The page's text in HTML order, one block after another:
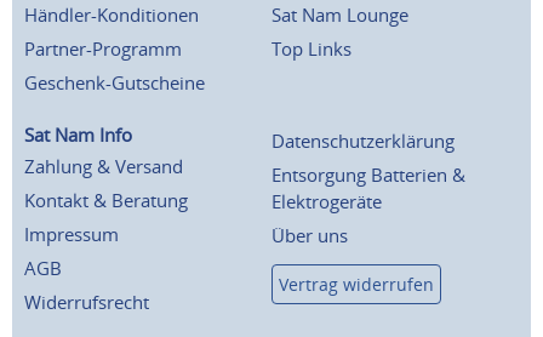
Händler-Konditionen
Partner-Programm
Geschenk-Gutscheine
Sat Nam Lounge
Top Links
Sat Nam Info
Zahlung & Versand
Kontakt & Beratung
Impressum
AGB
Widerrufsrecht
Datenschutzerklärung
Entsorgung Batterien &
Elektrogeräte
Über uns
Vertrag widerrufen